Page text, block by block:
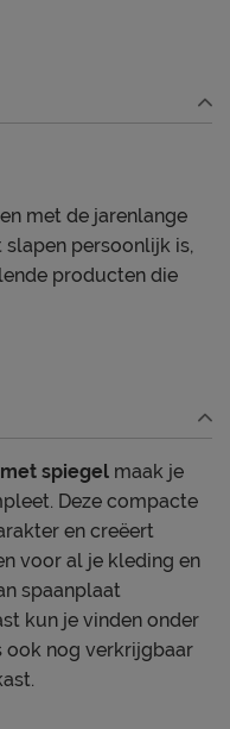
met de jarenlange
persoonlijk is,
producten die
spiegel maak je
Deze compacte
en creëert
voor al je kleding en
spaanplaat
kun je vinden onder
ook nog verkrijgbaar